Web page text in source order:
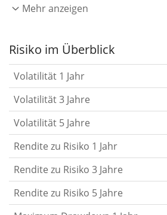
eines Jahres wider.
Aktie, des ETF, usw.) in der
gelten im Allgemeinen als
berechnen die Volatilität auf
letzten 1, 3 und 5 Jahre, damit
die Kursschwankungen im
oder schwächer wurden.
findest du in unserem Artikel:
Risikomaß.
Rendite pro Risikofür
Mehr anzeigen
Risiko im Überblick
Volatilität 1 Jahr
Volatilität 3 Jahre
Volatilität 5 Jahre
Rendite zu Risiko 1 Jahr
Rendite zu Risiko 3 Jahre
Rendite zu Risiko 5 Jahre